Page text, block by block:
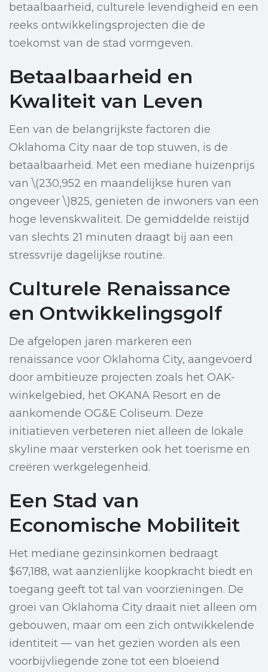
betaalbaarheid, culturele levendigheid en een
reeks ontwikkelingsprojecten die de
toekomst van de stad vormgeven.
Betaalbaarheid en
Kwaliteit van Leven
Een van de belangrijkste factoren die
Oklahoma City naar de top stuwen, is de
betaalbaarheid. Met een mediane huizenprijs
van \(230,952 en maandelijkse huren van
ongeveer \)825, genieten de inwoners van een
hoge levenskwaliteit. De gemiddelde reistijd
van slechts 21 minuten draagt bij aan een
stressvrije dagelijkse routine.
Culturele Renaissance
en Ontwikkelingsgolf
De afgelopen jaren markeren een
renaissance voor Oklahoma City, aangevoerd
door ambitieuze projecten zoals het OAK-
winkelgebied, het OKANA Resort en de
aankomende OG&E Coliseum. Deze
initiatieven verbeteren niet alleen de lokale
skyline maar versterken ook het toerisme en
creëren werkgelegenheid.
Een Stad van
Economische Mobiliteit
Het mediane gezinsinkomen bedraagt
$67,188, wat aanzienlijke koopkracht biedt en
toegang geeft tot tal van voorzieningen. De
groei van Oklahoma City draait niet alleen om
gebouwen, maar om een zich ontwikkelende
identiteit — van het gezien worden als een
voorbijvliegende zone tot een bloeiend